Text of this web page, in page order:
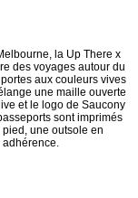
la Up There x
des voyages autour du
aux couleurs vives
une maille ouverte
et le logo de Saucony
sont imprimés
une outsole en